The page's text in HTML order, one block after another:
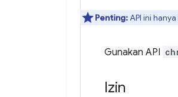
Penting:API ini
Gunakan API
Izin